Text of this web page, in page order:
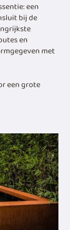
een
bij de
en
met
een grote